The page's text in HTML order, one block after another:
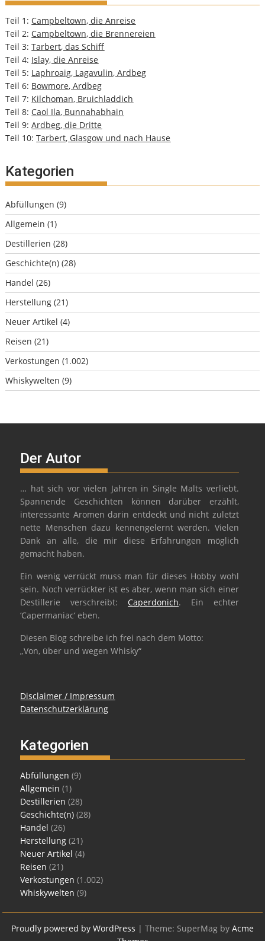
Teil 1: Campbeltown, die Anreise
Teil 2: Campbeltown, die Brennereien
Teil 3:Tarbert, das Schiff
Teil 4: Islay, die Anreise
Teil 5: Laphroaig, Lagavulin, Ardbeg
Teil 6: Bowmore, Ardbeg
Teil 7: Kilchoman, Bruichladdich
Teil 8: Caol Ila, Bunnahabhain
Teil 9:Ardbeg, die Dritte
Teil 10:Tarbert, Glasgow und nach Hause
Kategorien
Abfüllungen (9)
Allgemein (1)
Destillerien (28)
Geschichte(n) (28)
Handel (26)
Herstellung (21)
Neuer Artikel (4)
Reisen (21)
Verkostungen (1.002)
Whiskywelten (9)
Der Autor
… hat sich vor vielen Jahren in Single Malts verliebt.
Spannende Geschichten können darüber erzählt,
interessante Aromen darin entdeckt und nicht zuletzt
nette Menschen dazu kennengelernt werden. Vielen
Dank an alle, die mir diese Erfahrungen möglich
gemacht haben.
Ein wenig verrückt muss man für dieses Hobby wohl
sein. Noch verrückter ist es aber, wenn man sich einer
Destillerie verschreibt: Caperdonich. Ein echter
‘Capermaniac‘ eben.
Diesen Blog schreibe ich frei nach dem Motto:
„Von, über und wegen Whisky“
Disclaimer / Impressum
Datenschutzerklärung
Kategorien
Abfüllungen (9)
Allgemein (1)
Destillerien (28)
Geschichte(n) (28)
Handel (26)
Herstellung (21)
Neuer Artikel (4)
Reisen (21)
Verkostungen (1.002)
Whiskywelten (9)
Proudly powered by WordPress | Theme: SuperMag by Acme